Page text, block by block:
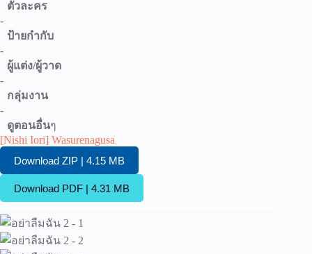
ตัวละคร
-
ป้ายกำกับ
-
ผู้แต่ง/ผู้วาด
-
กลุ่มงาน
-
ดูตอนอื่นๆ
[Nishi Iori] Wasurenagusa
Download ZIP | 4.15 MB
Download PDF | 4.31 MB